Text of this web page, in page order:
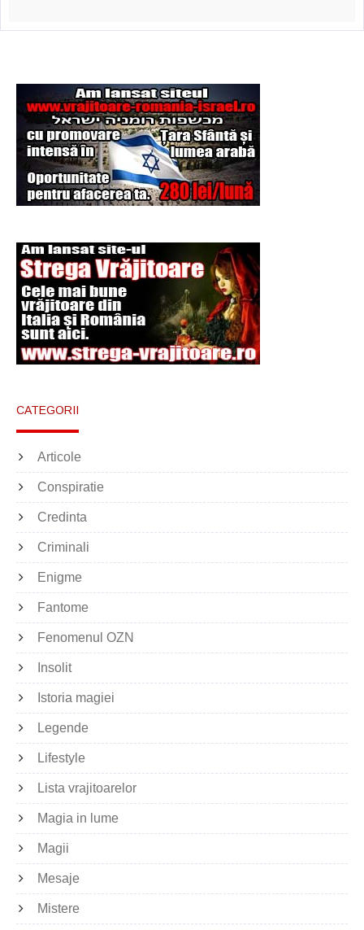
CATEGORII
Articole
Conspiratie
Credinta
Criminali
Enigme
Fantome
Fenomenul OZN
Insolit
Istoria magiei
Legende
Lifestyle
Lista vrajitoarelor
Magia in lume
Magii
Mesaje
Mistere